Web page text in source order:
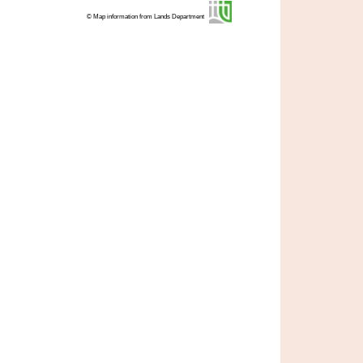
© Map information from Lands Department